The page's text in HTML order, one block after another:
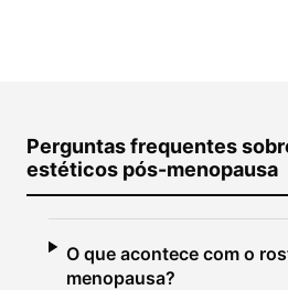
Perguntas frequentes
estéticos pós-menopausa
O que acontece com o
menopausa?